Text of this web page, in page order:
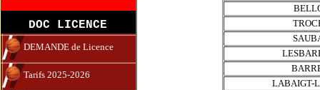
DOC LICENCE
DEMANDE de Licence
Tarifs 2025-2026
LABAIGT-